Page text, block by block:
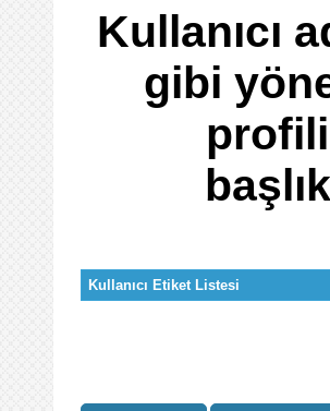
Kullanıcı
gibi
Kullanıcı Etiket Listesi